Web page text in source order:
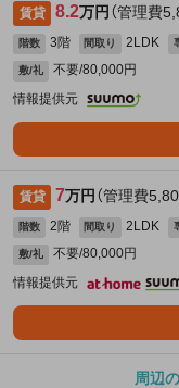
賃貸 8.2万円 （管理費
階数 3階 間取り 2LDK
敷/礼
不要/80,000円
情報提供元
賃貸 7万円 （管理費
階数 2階 間取り 2LDK
敷/礼
不要/80,000円
情報提供元
周辺